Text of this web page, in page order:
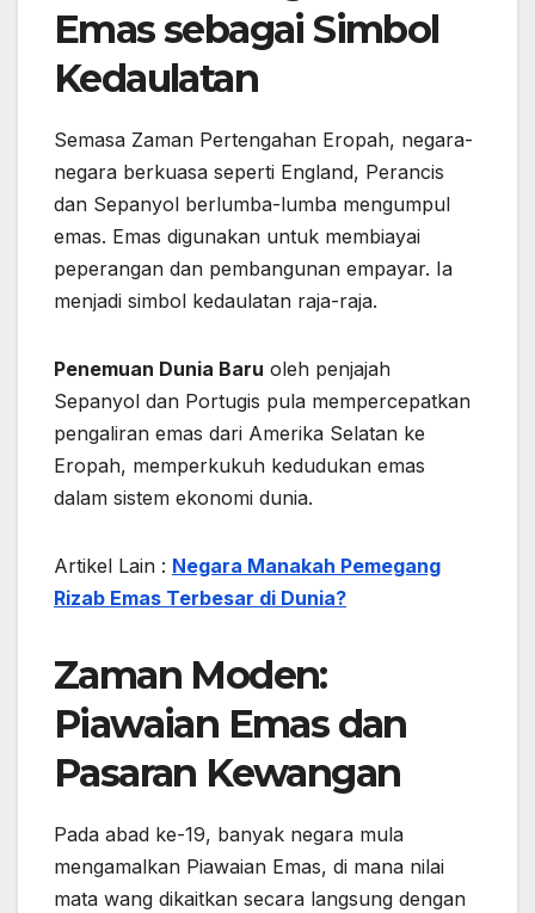
Emas sebagai Simbol
Kedaulatan
Semasa Zaman Pertengahan Eropah, negara-
negara berkuasa seperti England, Perancis
dan Sepanyol berlumba-lumba mengumpul
emas. Emas digunakan untuk membiayai
peperangan dan pembangunan empayar. Ia
menjadi simbol kedaulatan raja-raja.
Penemuan Dunia Baru oleh penjajah
Sepanyol dan Portugis pula mempercepatkan
pengaliran emas dari Amerika Selatan ke
Eropah, memperkukuh kedudukan emas
dalam sistem ekonomi dunia.
Artikel Lain : Negara Manakah Pemegang
Rizab Emas Terbesar di Dunia?
Zaman Moden:
Piawaian Emas dan
Pasaran Kewangan
Pada abad ke-19, banyak negara mula
mengamalkan Piawaian Emas, di mana nilai
mata wang dikaitkan secara langsung dengan